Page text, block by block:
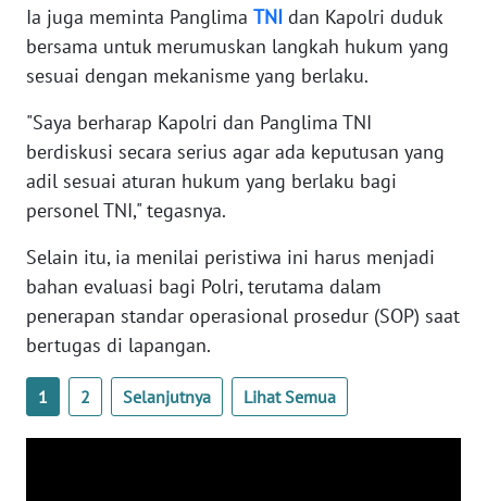
Ia juga meminta Panglima TNI dan Kapolri duduk
bersama untuk merumuskan langkah hukum yang
sesuai dengan mekanisme yang berlaku.
"Saya berharap Kapolri dan Panglima TNI
berdiskusi secara serius agar ada keputusan yang
adil sesuai aturan hukum yang berlaku bagi
personel TNI," tegasnya.
Selain itu, ia menilai peristiwa ini harus menjadi
bahan evaluasi bagi Polri, terutama dalam
penerapan standar operasional prosedur (SOP) saat
bertugas di lapangan.
1 2 Selanjutnya Lihat Semua
WN
BANTEN
NTT
WN
KEPRI
PAPUA
WN
PAPUA
BARAT